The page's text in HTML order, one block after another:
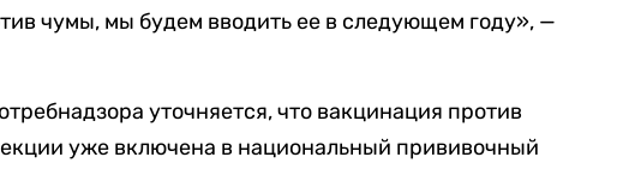
чумы, мы будем вводить ее в следующем году», —
уточняется, что вакцинация против
уже включена в национальный прививочный